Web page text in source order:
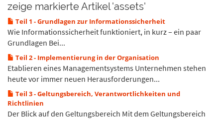
zeige markierte Artikel 'assets'
Teil 1 - Grundlagen zur Informationssicherheit
Wie Informationssicherheit funktioniert, in kurz – ein paar
Grundlagen Bei...
Teil 2 - Implementierung in der Organisation
Etablieren eines Managementsystems Unternehmen stehen
heute vor immer neuen Herausforderungen...
Teil 3 - Geltungsbereich, Verantwortlichkeiten und
Richtlinien
Der Blick auf den Geltungsbereich Mit dem Geltungsbereich